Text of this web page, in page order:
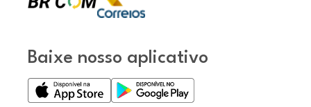
Baixe nosso aplicativo